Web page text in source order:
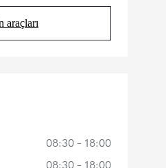
araçları
in new tab)
08:30 - 18:00
08:30 - 18:00